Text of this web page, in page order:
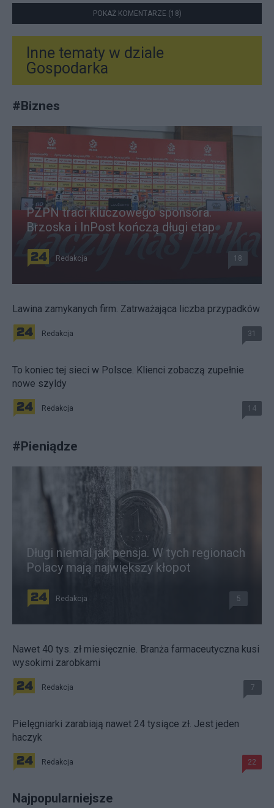
POKAŻ KOMENTARZE (18)
Inne tematy w dziale
Gospodarka
#Biznes
PZPN traci kluczowego sponsora.
Brzoska i InPost kończą długi etap
Redakcja 18
Lawina zamykanych firm. Zatrważająca liczba przypadków
Redakcja 31
To koniec tej sieci w Polsce. Klienci zobaczą zupełnie
nowe szyldy
Redakcja 14
#Pieniądze
Długi niemal jak pensja. W tych regionach
Polacy mają największy kłopot
Redakcja 5
Nawet 40 tys. zł miesięcznie. Branża farmaceutyczna kusi
wysokimi zarobkami
Redakcja 7
Pielęgniarki zarabiają nawet 24 tysiące zł. Jest jeden
haczyk
Redakcja 22
Najpopularniejsze